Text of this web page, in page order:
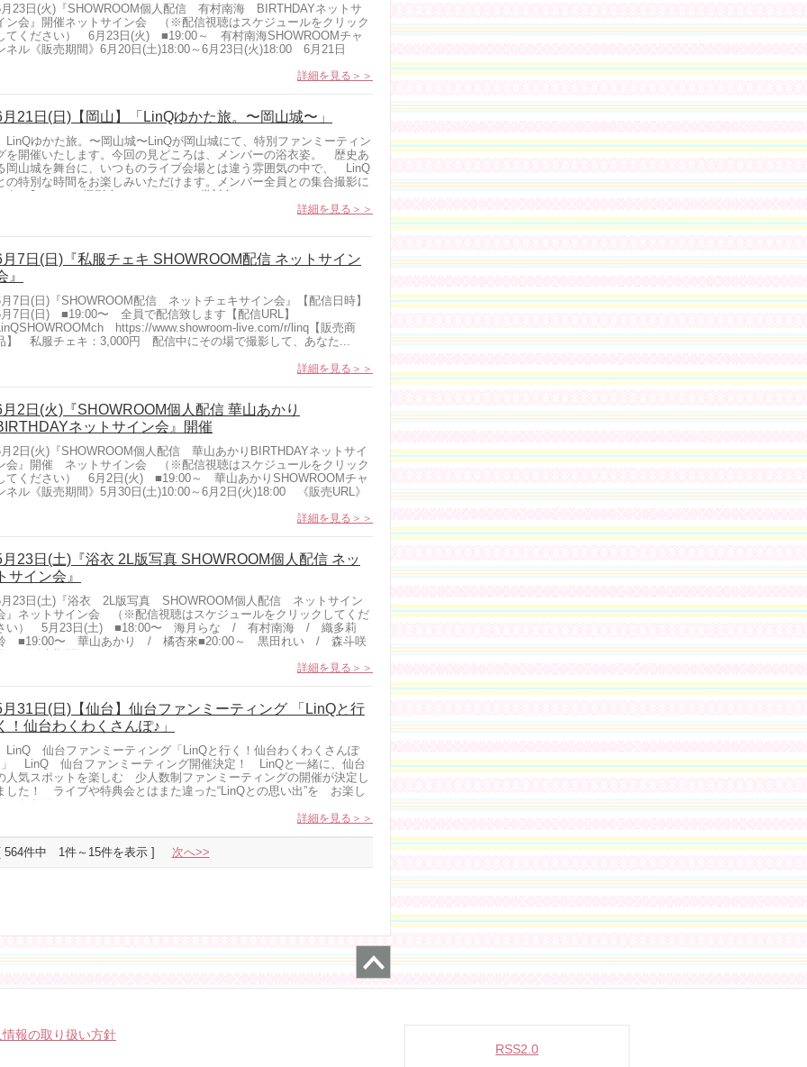
23日(火)『SHOWROOM個人配信 有村南海 BIRTHDAYネットサ
ン会』開催ネットサイン会 （※配信視聴はスケジュールをクリック
てください） 6月23日(火) ■19:00～ 有村南海SHOWROOMチャ
ネル《販売期間》6月20日(土)18:00～6月23日(火)18:00 6月21日
詳細を見る＞＞
月21日(日)【岡山】「LinQゆかた旅。〜岡山城〜」
ゆかた旅。〜岡山城〜LinQが岡山城にて、特別ファンミーティン
を開催いたします。今回の見どころは、メンバーの浴衣姿。 歴史あ
岡山城を舞台に、いつものライブ会場とは違う雰囲気の中で、 LinQ
の特別な時間をお楽しみいただけます。メンバー全員との集合撮影に
え、2ショット撮影会、 カメラマン券対象...
詳細を見る＞＞
月7日(日)『私服チェキ SHOWROOM配信 ネットサイン
』
7日(日)『SHOWROOM配信 ネットチェキサイン会』【配信日時】
7日(日) ■19:00〜 全員で配信致します【配信URL】
https://www.showroom-live.com/r/linq【販売商
】 私服チェキ：3,000円 配信中にその場で撮影して、あなた...
詳細を見る＞＞
月2日(火)『SHOWROOM個人配信 華山あかり
ネットサイン会』開催
2日(火)『SHOWROOM個人配信 華山あかりBIRTHDAYネットサイ
会』開催 ネットサイン会 （※配信視聴はスケジュールをクリック
てください） 6月2日(火) ■19:00～ 華山あかりSHOWROOMチャ
ネル《販売期間》5月30日(土)10:00～6月2日(火)18:00 《販売URL》
詳細を見る＞＞
月23日(土)『浴衣 2L版写真 SHOWROOM個人配信 ネッ
サイン会』
23日(土)『浴衣 2L版写真 SHOWROOM個人配信 ネットサイン
』ネットサイン会 （※配信視聴はスケジュールをクリックしてくだ
い） 5月23日(土) ■18:00〜 海月らな / 有村南海 / 織多莉
■19:00〜 華山あかり / 橘杏來■20:00～ 黒田れい / 森斗咲
詳細を見る＞＞
月31日(日)【仙台】仙台ファンミーティング 「LinQと行
！仙台わくわくさんぽ♪」
仙台ファンミーティング「LinQと行く！仙台わくわくさんぽ
LinQ 仙台ファンミーティング開催決定！ LinQと一緒に、仙台
人気スポットを楽しむ 少人数制ファンミーティングの開催が決定し
した！ ライブや特典会とはまた違った“LinQとの思い出”を お楽し
いただけ...
詳細を見る＞＞
564件中 1件～15件を表示 ] 次へ>>
情報の取り扱い方針
RSS2.0